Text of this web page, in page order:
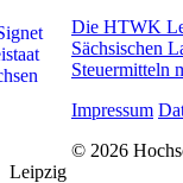
Die HTWK
Sächsischen
Steuermitteln
Impressum
© 2026
Leipzig